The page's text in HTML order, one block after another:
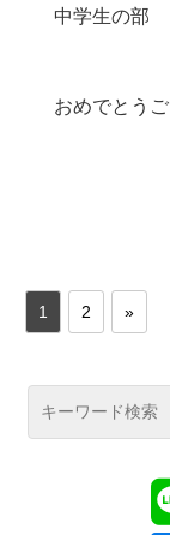
中学生の
おめでとうご
1 2 »